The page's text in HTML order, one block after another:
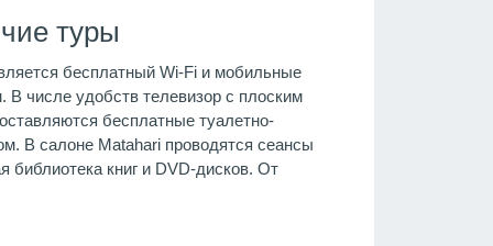
туры
бесплатный Wi-Fi и мобильные
числе удобств телевизор с плоским
бесплатные туалетно-
В салоне Matahari проводятся сеансы
библиотека книг и DVD-дисков. От